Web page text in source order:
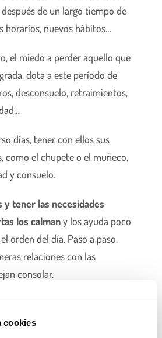
cookies
de un largo tiempo de
horarios, nuevos hábitos…
el miedo a perder aquello que
dota a este período de
desconsuelo, retraimientos,
días, tener con ellos sus
como el chupete o el muñeco,
y consuelo.
y tener las necesidades
los calmany los ayuda poco
orden del día. Paso a paso,
relaciones con las
consolar.
materiales y nuevos
ayuda a